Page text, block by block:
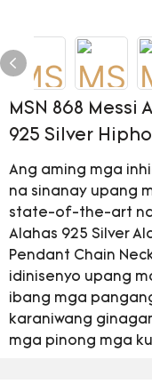
MSN 868 Messi
925 Silver
Ang aming mga
na sinanay upang
state-of-the-art na
Alahas 925 Silver
Pendant Chain
idinisenyo upang
ibang mga
karaniwang
mga pinong mga